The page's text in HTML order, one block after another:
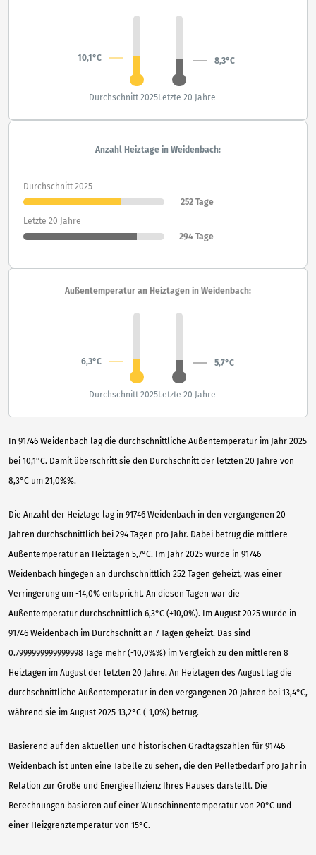
In 91746 Weidenbach lag die durchschnittliche Außentemperatur im Jahr 2025
bei 10,1°C. Damit überschritt sie den Durchschnitt der letzten 20 Jahre von
8,3°C um 21,0%%.
Die Anzahl der Heiztage lag in 91746 Weidenbach in den vergangenen 20
Jahren durchschnittlich bei 294 Tagen pro Jahr. Dabei betrug die mittlere
Außentemperatur an Heiztagen 5,7°C. Im Jahr 2025 wurde in 91746
Weidenbach hingegen an durchschnittlich 252 Tagen geheizt, was einer
Verringerung um -14,0% entspricht. An diesen Tagen war die
Außentemperatur durchschnittlich 6,3°C (+10,0%). Im August 2025 wurde in
91746 Weidenbach im Durchschnitt an 7 Tagen geheizt. Das sind
0.7999999999999998 Tage mehr (-10,0%%) im Vergleich zu den mittleren 8
Heiztagen im August der letzten 20 Jahre. An Heiztagen des August lag die
durchschnittliche Außentemperatur in den vergangenen 20 Jahren bei 13,4°C,
während sie im August 2025 13,2°C (-1,0%) betrug.
Basierend auf den aktuellen und historischen Gradtagszahlen für 91746
Weidenbach ist unten eine Tabelle zu sehen, die den Pelletbedarf pro Jahr in
Relation zur Größe und Energieeffizienz Ihres Hauses darstellt. Die
Berechnungen basieren auf einer Wunschinnentemperatur von 20°C und
einer Heizgrenztemperatur von 15°C.
10,1°C 8,3°C
Durchschnitt 2025Letzte 20 Jahre
Anzahl Heiztage in Weidenbach:
Durchschnitt 2025
252 Tage
Letzte 20 Jahre
294 Tage
Außentemperatur an Heiztagen in Weidenbach:
6,3°C 5,7°C
Durchschnitt 2025Letzte 20 Jahre